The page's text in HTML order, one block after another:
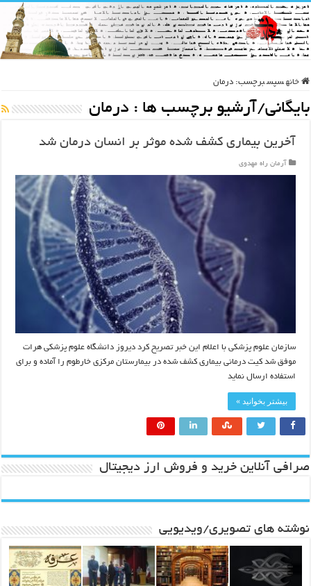
خانه سپس برچسب: درمان
بایگانی/آرشیو برچسب ها : درمان
آخرین بیماری کشف شده موثر بر انسان درمان شد
آرمان راه مهدوی
سازمان علوم پزشکی با اعلام این خبر تصریح کرد دیروز دانشگاه علوم پزشکی هرات
موفق شد کیت درمانی بیماری کشف شده در بیمارستان مرکزی خارطوم را آماده و برای
استفاده ارسال نماید
بیشتر بخوانید »
صرافی آنلاین خرید و فروش ارز دیجیتال
نوشته های تصویری/ویدیویی